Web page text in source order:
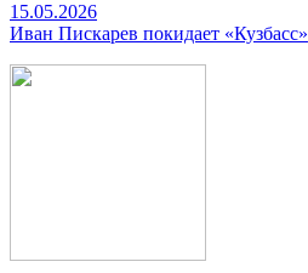
15.05.2026
Иван Пискарев покидает «Кузбасс»